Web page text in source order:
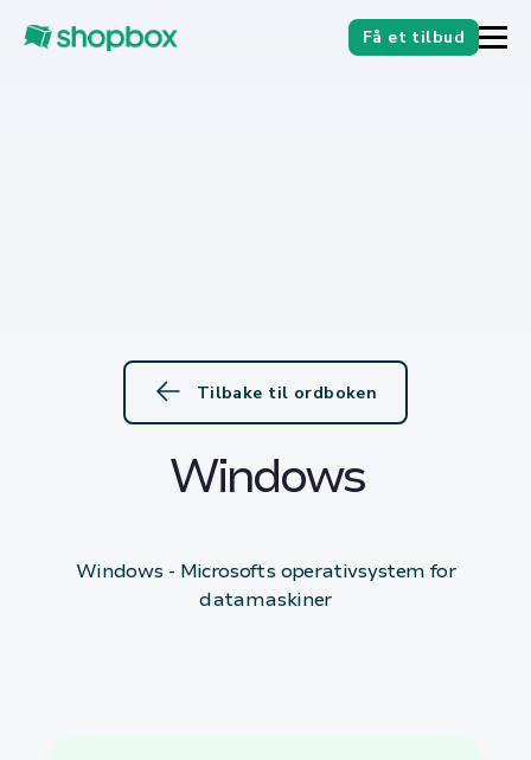
Få et tilbud
Tilbake til ordboken
Windows
Windows - Microsofts operativsystem for
datamaskiner